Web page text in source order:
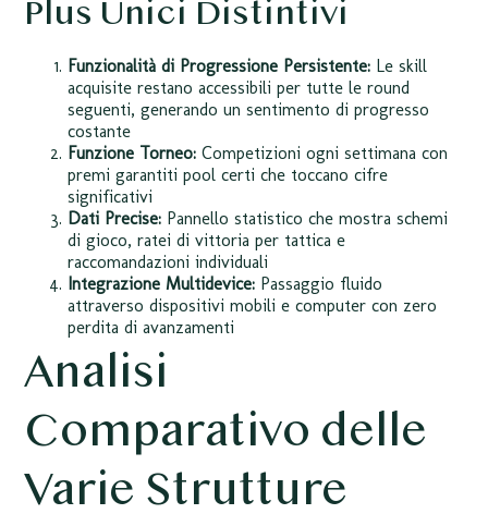
Plus Unici Distintivi
Funzionalità di Progressione Persistente: Le skill
acquisite restano accessibili per tutte le round
seguenti, generando un sentimento di progresso
costante
Funzione Torneo: Competizioni ogni settimana con
premi garantiti pool certi che toccano cifre
significativi
Dati Precise: Pannello statistico che mostra schemi
di gioco, ratei di vittoria per tattica e
raccomandazioni individuali
Integrazione Multidevice: Passaggio fluido
attraverso dispositivi mobili e computer con zero
perdita di avanzamenti
Analisi
Comparativo delle
Varie Strutture